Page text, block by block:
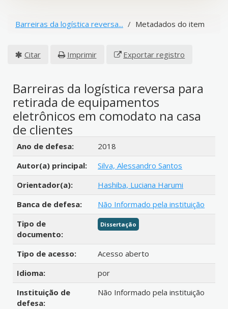
Barreiras da logística reversa... Metadados do item
Citar Imprimir Exportar registro
Barreiras da logística reversa para
retirada de equipamentos
eletrônicos em comodato na casa
de clientes
Detalhes bibliográficos
Ano de defesa:
2018
Autor(a) principal:
Silva, Alessandro Santos
Orientador(a):
Hashiba, Luciana Harumi
Banca de defesa:
Não Informado pela instituição
Tipo de
documento:
Dissertação
Tipo de acesso:
Acesso aberto
Idioma:
por
Instituição de
defesa:
Não Informado pela instituição